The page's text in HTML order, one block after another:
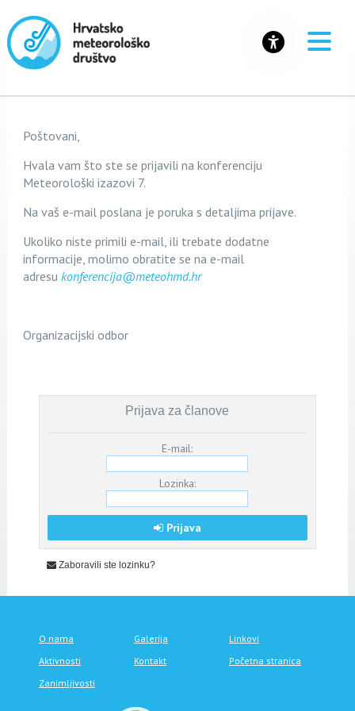
Poštovani,
Hvala vam što ste se prijavili na konferenciju
Meteorološki izazovi 7.
Na vaš e-mail poslana je poruka s detaljima prijave.
Ukoliko niste primili e-mail, ili trebate dodatne
informacije, molimo obratite se na e-mail
adresu konferencija@meteohmd.hr
Organizacijski odbor
Prijava za članove
E-mail:
Lozinka:
Prijava
Zaboravili ste lozinku?
O nama Galerija
Linkovi
Aktivnosti
Kontakt
Početna stranica
Zanimljivosti